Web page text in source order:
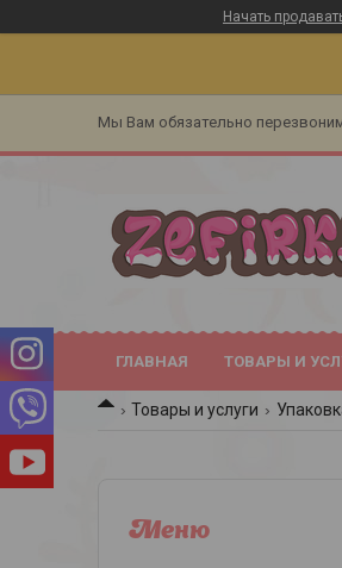
Начать
Мы Вам обязательно
ГЛАВНАЯ ТОВАРЫ И
Товары и услуги